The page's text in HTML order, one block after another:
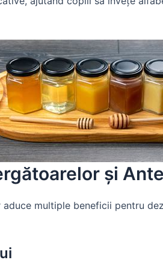
și
multiple beneficii pentru